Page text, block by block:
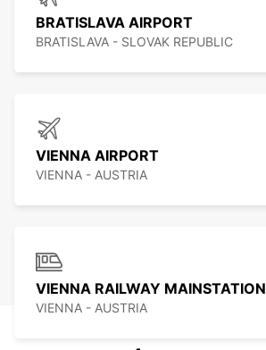
BRATISLAVA AIRPORT
BRATISLAVA - SLOVAK REPUBLIC
VIENNA AIRPORT
VIENNA - AUSTRIA
VIENNA RAILWAY MAINSTATION
VIENNA - AUSTRIA